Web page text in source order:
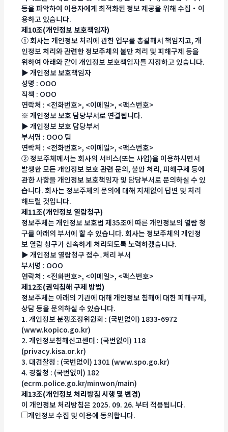
등을 파악하여 이용자에게 최적화된 정보 제공을 위해 수집・이
용하고 있습니다.
제10조(개인정보 보호책임자)
① 회사는 개인정보 처리에 관한 업무를 총괄해서 책임지고, 개
인정보 처리와 관련한 정보주체의 불만 처리 및 피해구제 등을
위하여 아래와 같이 개인정보 보호책임자를 지정하고 있습니다.
▶ 개인정보 보호책임자
성명 : OOO
직책 : OOO
연락처 : <전화번호>, <이메일>, <팩스번호>
※ 개인정보 보호 담당부서로 연결됩니다.
▶ 개인정보 보호 담당부서
부서명 : OOO 팀
연락처 : <전화번호>, <이메일>, <팩스번호>
② 정보주체께서는 회사의 서비스(또는 사업)을 이용하시면서
발생한 모든 개인정보 보호 관련 문의, 불만 처리, 피해구제 등에
관한 사항을 개인정보 보호책임자 및 담당부서로 문의하실 수 있
습니다. 회사는 정보주체의 문의에 대해 지체없이 답변 및 처리
해드릴 것입니다.
제11조(개인정보 열람청구)
정보주체는 개인정보 보호법 제35조에 따른 개인정보의 열람 청
구를 아래의 부서에 할 수 있습니다. 회사는 정보주체의 개인정
보 열람 청구가 신속하게 처리되도록 노력하겠습니다.
▶ 개인정보 열람청구 접수․처리 부서
부서명 : OOO
연락처 : <전화번호>, <이메일>, <팩스번호>
제12조(권익침해 구제 방법)
정보주체는 아래의 기관에 대해 개인정보 침해에 대한 피해구제,
상담 등을 문의하실 수 있습니다.
1. 개인정보 분쟁조정위원회 : (국번없이) 1833-6972
(www.kopico.go.kr)
2. 개인정보침해신고센터 : (국번없이) 118
(privacy.kisa.or.kr)
3. 대검찰청 : (국번없이) 1301 (www.spo.go.kr)
4. 경찰청 : (국번없이) 182
(ecrm.police.go.kr/minwon/main)
제13조(개인정보 처리방침 시행 및 변경)
이 개인정보 처리방침은 2025. 09. 26. 부터 적용됩니다.
개인정보 수집 및 이용에 동의합니다.